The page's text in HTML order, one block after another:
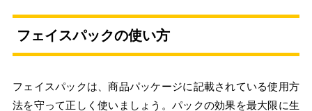
フェイスパックの使い方
フェイスパックは、商品パッケージに記載されている使用方
法を守って正しく使いましょう。パックの効果を最大限に生